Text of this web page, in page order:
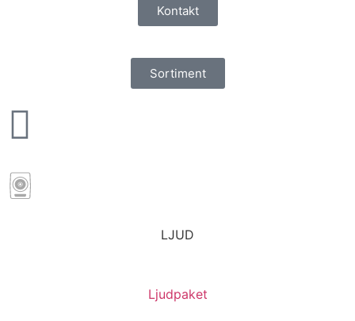
Kontakt
Sortiment
LJUD
Ljudpaket